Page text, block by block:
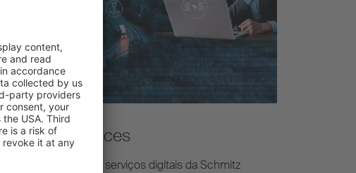
Data Services
No mundo dos serviços digitais da Schmitz